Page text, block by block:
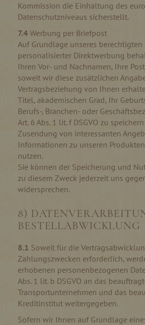
Kommission die Einhaltung des
Datenschutzniveaus sicherstellt.
7.4 Werbung per Briefpost
Auf Grundlage unseres berechtigten
personalisierter Direktwerbung
Ihren Vor- und Nachnamen, Ihre
soweit wir diese zusätzlichen
Vertragsbeziehung von Ihnen
Titel, akademischen Grad, Ihr
Berufs-, Branchen- oder
Art. 6 Abs. 1 lit. f DSGVO zu
Zusendung von interessanten
Informationen zu unseren
nutzen.
Sie können der Speicherung und
zu diesem Zweck jederzeit uns
widersprechen.
8)
BESTELLABWICKLUNG
8.1 Soweit für die
Zahlungszwecken erforderlich,
erhobenen personenbezogenen
Abs. 1 lit. b DSGVO an das
Transportunternehmen und das
Kreditinstitut weitergegeben.
Sofern wir Ihnen auf Grundlage